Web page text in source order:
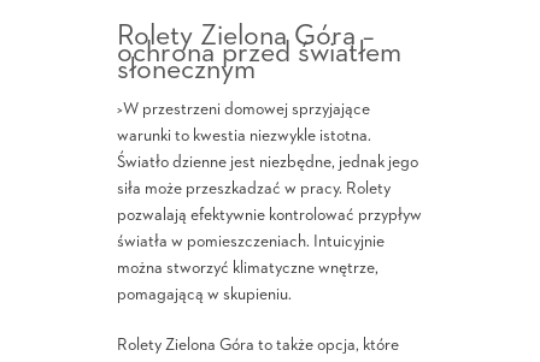
Rolety Zielona Góra –
ochrona przed światłem
słonecznym
>W przestrzeni domowej sprzyjające
warunki to kwestia niezwykle istotna.
Światło dzienne jest niezbędne, jednak jego
siła może przeszkadzać w pracy. Rolety
pozwalają efektywnie kontrolować przypływ
światła w pomieszczeniach. Intuicyjnie
można stworzyć klimatyczne wnętrze,
pomagającą w skupieniu.
Rolety Zielona Góra to także opcja, które